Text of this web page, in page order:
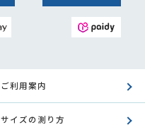
ご利用案内
サイズの測り方